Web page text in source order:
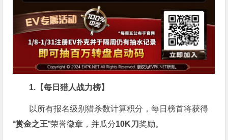
1.【每日猎人战力榜】
以所有报名级别猎杀数计算积分，每日榜首将获得
“赏金之王”荣誉徽章，并瓜分10K刀奖励。